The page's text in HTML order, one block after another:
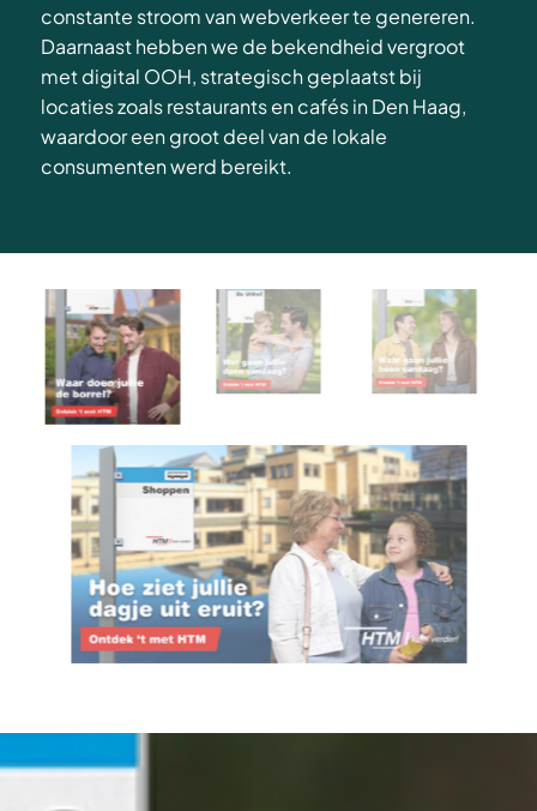
constante stroom van webverkeer te genereren.
Daarnaast hebben we de bekendheid vergroot
met digital OOH, strategisch geplaatst bij
locaties zoals restaurants en cafés in Den Haag,
waardoor een groot deel van de lokale
consumenten werd bereikt.